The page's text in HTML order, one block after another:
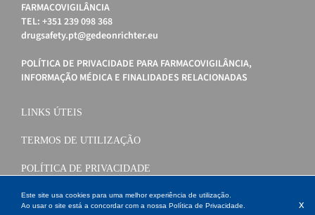
FARMACOVIGILÂNCIA
TEL: +351 239 098 368
drugsafety.pt@gedeonrichter.eu
POLÍTICA DE PRIVACIDADE PARA FARMACOVIGILÂNCIA,
INFORMAÇÃO MÉDICA E FINALIDADES RELACIONADAS
LINKS ÚTEIS
TERMOS DE UTILIZAÇÃO
POLÍTICA DE PRIVACIDADE
POLÍTICA DE COOKIES
Este site usa cookies para uma melhor experiência de utilização.
Ao usar o site está a concordar com a nossa Política de Privacidade x